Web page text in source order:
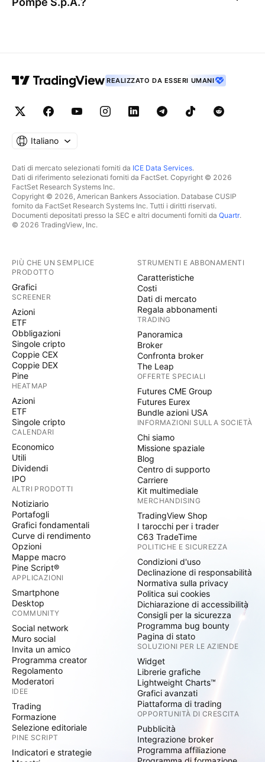
REALIZZATO DA ESSERI UMANI
Italiano
Dati di mercato selezionati forniti da ICE Data Services.
Dati di riferimento selezionati forniti da FactSet. Copyright © 2026
FactSet Research Systems Inc.
Copyright © 2026, American Bankers Association. Database CUSIP
fornito da FactSet Research Systems Inc. Tutti i diritti riservati.
Documenti depositati presso la SEC e altri documenti forniti da Quartr.
© 2026 TradingView, Inc.
PIÙ CHE UN SEMPLICE
PRODOTTO
Grafici
SCREENER
Azioni
ETF
Obbligazioni
Singole cripto
Coppie CEX
Coppie DEX
Pine
HEATMAP
Azioni
ETF
Singole cripto
CALENDARI
Economico
Utili
Dividendi
IPO
ALTRI PRODOTTI
Notiziario
Portafogli
Grafici fondamentali
Curve di rendimento
Opzioni
Mappe macro
Pine Script®
APPLICAZIONI
Smartphone
Desktop
COMMUNITY
Social network
Muro social
Invita un amico
Programma creator
Regolamento
Moderatori
IDEE
Trading
Formazione
Selezione editoriale
PINE SCRIPT
Indicatori e strategie
STRUMENTI E ABBONAMENTI
Caratteristiche
Costi
Dati di mercato
Regala abbonamenti
TRADING
Panoramica
Broker
Confronta broker
The Leap
OFFERTE SPECIALI
Futures CME Group
Futures Eurex
Bundle azioni USA
INFORMAZIONI SULLA SOCIETÀ
Chi siamo
Missione spaziale
Blog
Centro di supporto
Carriere
Kit multimediale
MERCHANDISING
TradingView Shop
I tarocchi per i trader
C63 TradeTime
POLITICHE E SICUREZZA
Condizioni d'uso
Declinazione di responsabilità
Normativa sulla privacy
Politica sui cookies
Dichiarazione di accessibilità
Consigli per la sicurezza
Programma bug bounty
Pagina di stato
SOLUZIONI PER LE AZIENDE
Widget
Librerie grafiche
Lightweight Charts™
Grafici avanzati
Piattaforma di trading
OPPORTUNITÀ DI CRESCITA
Pubblicità
Integrazione broker
Programma affiliazione